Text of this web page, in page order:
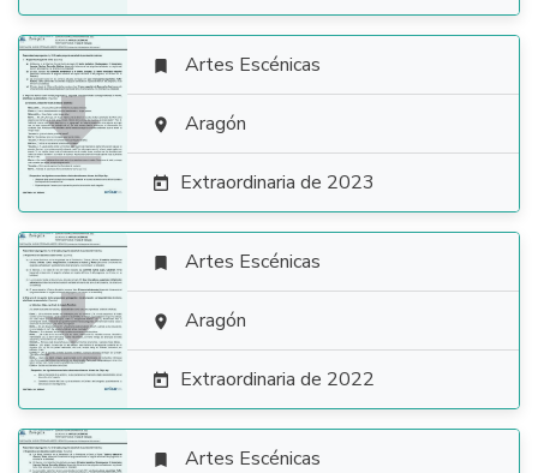

 Artes Escénicas
 Aragón
 Extraordinaria de 2023

 Artes Escénicas
 Aragón
 Extraordinaria de 2022
 Artes Escénicas